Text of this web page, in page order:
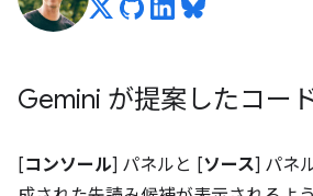
Gemini が提案したコー
[コンソール] パネルと [ソース] パネ